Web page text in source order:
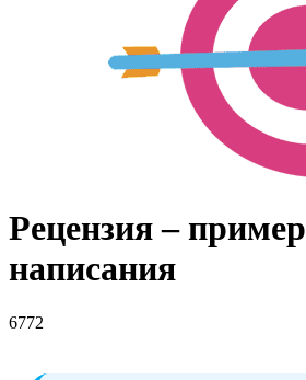
Рецензия – пример
написания
6772